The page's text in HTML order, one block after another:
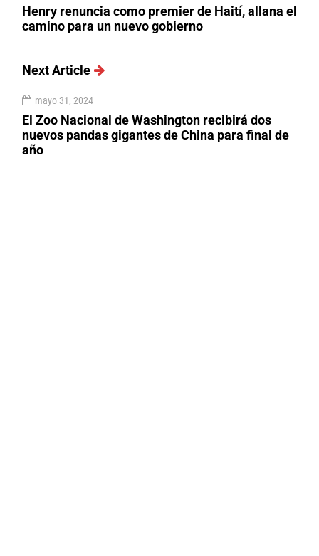
Henry renuncia como premier de Haití, allana el
camino para un nuevo gobierno
Next Article
mayo 31, 2024
El Zoo Nacional de Washington recibirá dos
nuevos pandas gigantes de China para final de
año